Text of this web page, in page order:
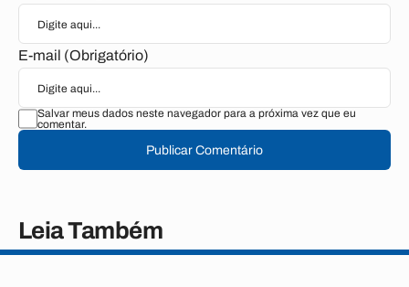
E-mail (Obrigatório)
Salvar meus dados neste navegador para a próxima vez que eu
comentar.
Publicar Comentário
Leia Também